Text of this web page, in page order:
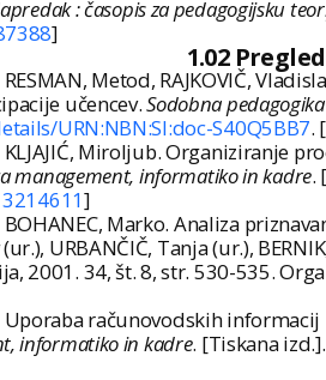
: časopis za pedagogijsku
]
1.02
RESMAN, Metod, RAJKOVIČ,
učencev.Sodobna pedagogika
URN:NBN:SI:doc-S40Q5BB7.
KLJAJIĆ, Miroljub. Organiziranje
management, informatiko in kadre.
3214611]
BOHANEC, Marko. Analiza
(ur.), URBANČIČ, Tanja (ur.),
2001. 34, št. 8, str. 530-535.
Uporaba računovodskih
informatiko in kadre. [Tiskana